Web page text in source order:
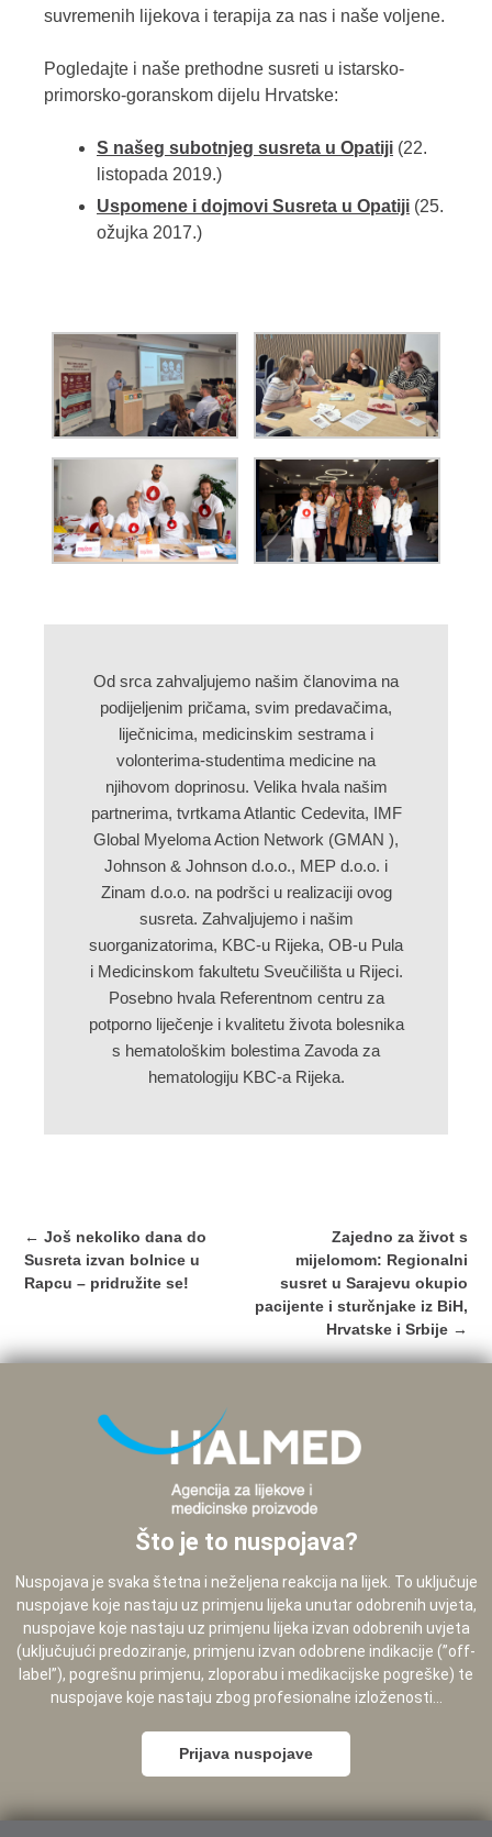
suvremenih lijekova i terapija za nas i naše voljene.
Pogledajte i naše prethodne susreti u istarsko-
primorsko-goranskom dijelu Hrvatske:
S našeg subotnjeg susreta u Opatiji (22.
listopada 2019.)
Uspomene i dojmovi Susreta u Opatiji (25.
ožujka 2017.)
Od srca zahvaljujemo našim članovima na
podijeljenim pričama, svim predavačima,
liječnicima, medicinskim sestrama i
volonterima-studentima medicine na
njihovom doprinosu. Velika hvala našim
partnerima, tvrtkama Atlantic Cedevita, IMF
Global Myeloma Action Network (GMAN ),
Johnson & Johnson d.o.o., MEP d.o.o. i
Zinam d.o.o. na podršci u realizaciji ovog
susreta. Zahvaljujemo i našim
suorganizatorima, KBC-u Rijeka, OB-u Pula
i Medicinskom fakultetu Sveučilišta u Rijeci.
Posebno hvala Referentnom centru za
potporno liječenje i kvalitetu života bolesnika
s hematološkim bolestima Zavoda za
hematologiju KBC-a Rijeka.
Post
navigation
← Još nekoliko dana do
Susreta izvan bolnice u
Rapcu – pridružite se!
Zajedno za život s
mijelomom: Regionalni
susret u Sarajevu okupio
pacijente i sturčnjake iz BiH,
Hrvatske i Srbije →
Što je to nuspojava?
Nuspojava je svaka štetna i neželjena reakcija na lijek. To uključuje
nuspojave koje nastaju uz primjenu lijeka unutar odobrenih uvjeta,
nuspojave koje nastaju uz primjenu lijeka izvan odobrenih uvjeta
(uključujući predoziranje, primjenu izvan odobrene indikacije (”off-
label”), pogrešnu primjenu, zloporabu i medikacijske pogreške) te
nuspojave koje nastaju zbog profesionalne izloženosti...
Prijava nuspojave